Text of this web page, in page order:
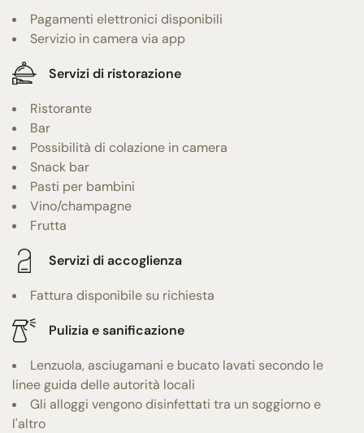
Pagamenti elettronici disponibili
Servizio in camera via app
Servizi di ristorazione
Ristorante
Bar
Possibilità di colazione in camera
Snack bar
Pasti per bambini
Vino/champagne
Frutta
Servizi di accoglienza
Fattura disponibile su richiesta
Pulizia e sanificazione
Lenzuola, asciugamani e bucato lavati secondo le
linee guida delle autorità locali
Gli alloggi vengono disinfettati tra un soggiorno e
l'altro